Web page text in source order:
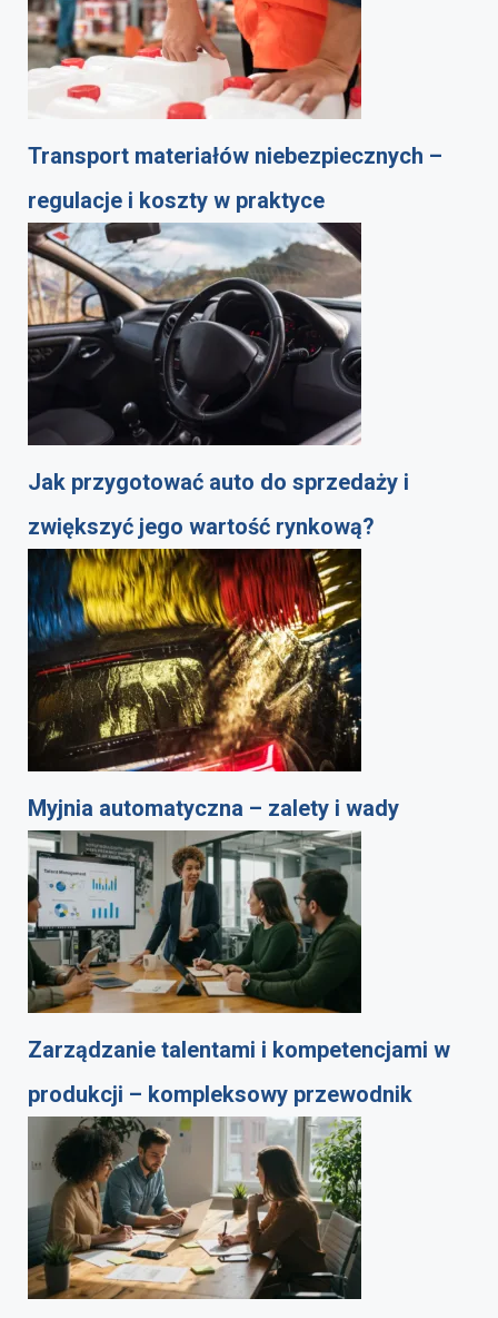
Transport materiałów niebezpiecznych –
regulacje i koszty w praktyce
Jak przygotować auto do sprzedaży i
zwiększyć jego wartość rynkową?
Myjnia automatyczna – zalety i wady
Zarządzanie talentami i kompetencjami w
produkcji – kompleksowy przewodnik